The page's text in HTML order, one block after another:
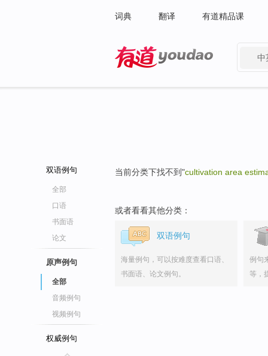
词典 翻译 有道精品课
中
双语例句
全部
口语
书面语
论文
原声例句
全部
音频例句
视频例句
权威例句
当前分类下找不到"cultivation area
或者看看其他分类：
双语例句
海量例句，可以按难度查看口语、
书面语、论文例句。
例句
等，